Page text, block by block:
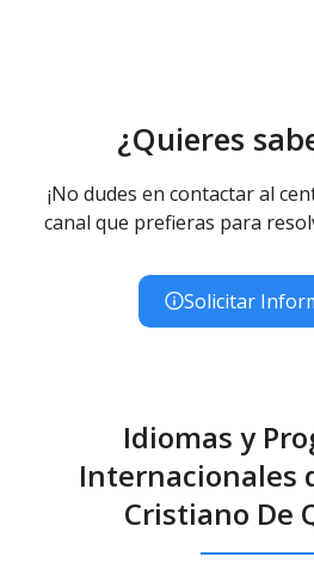
¿Quieres
¡No dudes en contactar al
canal que prefieras para
Solicitar
Idiomas y
Internacionales
Cristiano De